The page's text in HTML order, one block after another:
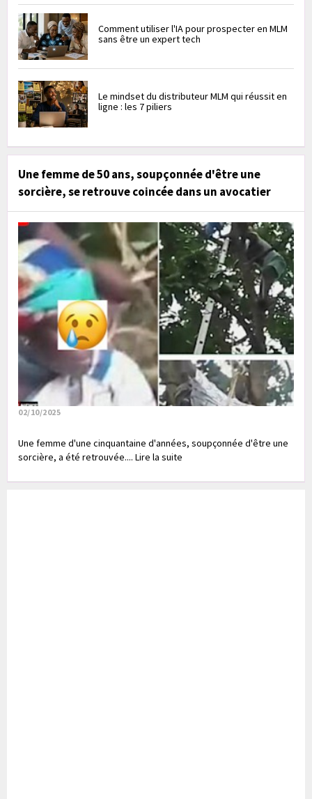
Comment utiliser l'IA pour prospecter en MLM
sans être un expert tech
Le mindset du distributeur MLM qui réussit en
ligne : les 7 piliers
Une femme de 50 ans, soupçonnée d'être une
sorcière, se retrouve coincée dans un avocatier
02/10/2025
Une femme d'une cinquantaine d'années, soupçonnée d'être une
sorcière, a été retrouvée.... Lire la suite